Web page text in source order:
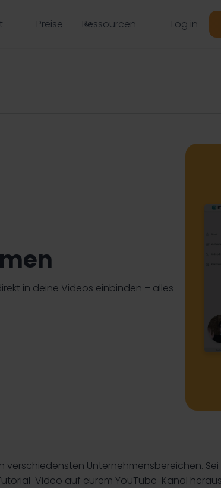
Preise Ressourcen Log in
in deine Videos einbinden – alles
verschiedensten Unternehmensbereichen.
Video auf eurem YouTube-Kanal